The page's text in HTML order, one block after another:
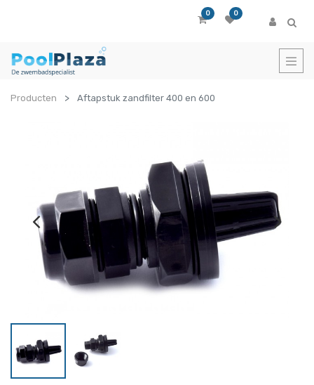
0 0
Producten Aftapstuk zandfilter 400 en 600